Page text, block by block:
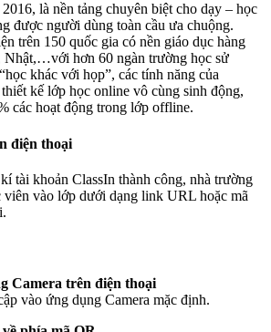
là nền tảng chuyên biệt cho dạy – học
được người dùng toàn cầu ưa chuộng.
trên 150 quốc gia có nền giáo dục hàng
hơn 60 ngàn trường học sử
khác với họp”, các tính năng của
kế lớp học online vô cùng sinh động,
các hoạt động trong lớp offline.
điện thoại
tài khoản ClassIn thành công, nhà trường
vào lớp dưới dạng link URL hoặc mã
Camera trên điện thoại
vào ứng dụng Camera mặc định.